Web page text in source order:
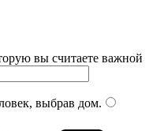
вы считаете важной
выбрав дом.